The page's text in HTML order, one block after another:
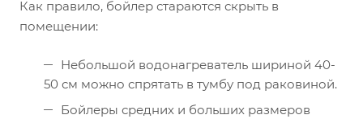
Как правило, бойлер стараются скрыть в
помещении:
Небольшой водонагреватель шириной 40-
50 см можно спрятать в тумбу под раковиной.
Бойлеры средних и больших размеров